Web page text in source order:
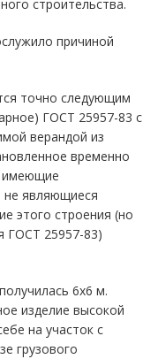
строительства.
причиной
точно следующим
ГОСТ 25957-83 с
верандой из
временно
имеющие
не являющиеся
этого строения (но
ГОСТ 25957-83)
6х6 м.
изделие высокой
на участок с
грузового